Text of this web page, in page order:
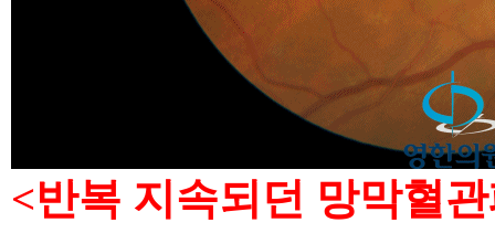
<반복 지속되던 망막혈